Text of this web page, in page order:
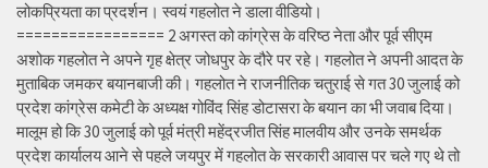
लोकप्रियता का प्रदर्शन। स्वयं गहलोत ने डाला वीडियो।
================= 2 अगस्त को कांग्रेस के वरिष्ठ नेता और पूर्व सीएम
अशोक गहलोत ने अपने गृह क्षेत्र जोधपुर के दौरे पर रहे। गहलोत ने अपनी आदत के
मुताबिक जमकर बयानबाजी की। गहलोत ने राजनीतिक चतुराई से गत 30 जुलाई को
प्रदेश कांग्रेस कमेटी के अध्यक्ष गोविंद सिंह डोटासरा के बयान का भी जवाब दिया।
मालूम हो कि 30 जुलाई को पूर्व मंत्री महेंद्रजीत सिंह मालवीय और उनके समर्थक
प्रदेश कार्यालय आने से पहले जयपुर में गहलोत के सरकारी आवास पर चले गए थे तो